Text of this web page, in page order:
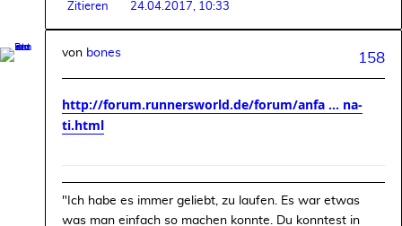
Zitieren 24.04.2017, 10:33
158
von bones
http://forum.runnersworld.de/forum/anfa ... na-
ti.html
"Ich habe es immer geliebt, zu laufen. Es war etwas
was man einfach so machen konnte. Du konntest in